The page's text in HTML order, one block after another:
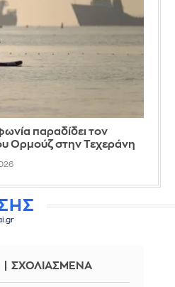
παραδίδει τον
Ορμούζ στην Τεχεράνη
ΣΧΟΛΙΑΣΜΕΝΑ